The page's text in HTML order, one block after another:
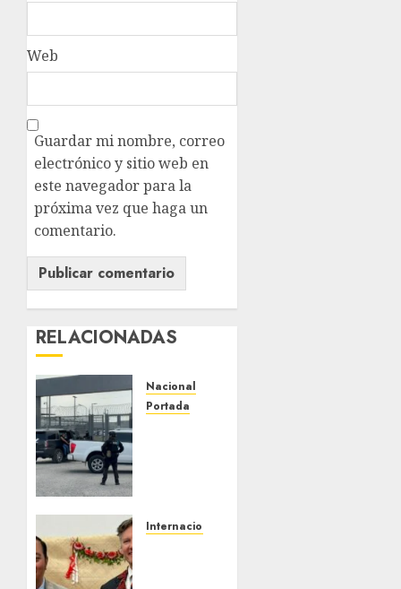
Web
Guardar mi nombre, correo
electrónico y sitio web en
este navegador para la
próxima vez que haga un
comentario.
RELACIONADAS
Nacional
Portada
Ángel
Internacional